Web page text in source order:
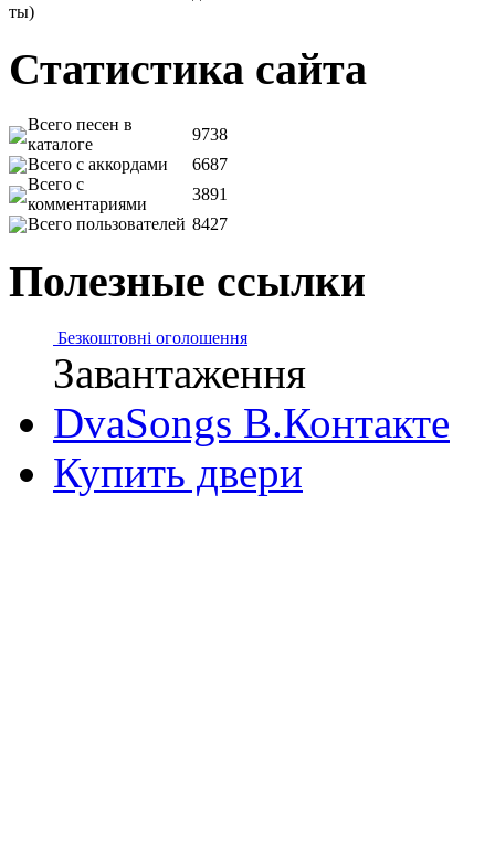
ты)
Статистика сайта
Всего песен в
каталоге
9738
Всего с аккордами
6687
Всего с
комментариями
3891
Всего пользователей 8427
Полезные ссылки
Безкоштовні оголошення
Завантаження
DvaSongs В.Контакте
Купить двери